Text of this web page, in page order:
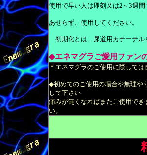
使用で早い人は即刻又は2～3週
あせらず、使用してください。
初期化とは…尿道用カテーテル
◆エネマグラご愛用ファン
＊エネマグラのご使用に際して
◆初めてのご使用の場合や無理や
して下さい
痛みが無くなればまたご使用で
い。